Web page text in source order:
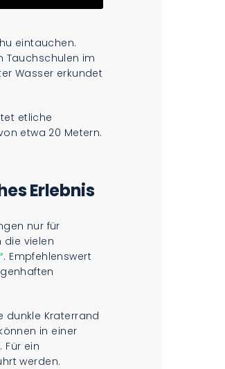
eintauchen.
Tauchschulen im
Wasser erkundet
etliche
etwa 20 Metern.
Erlebnis
nur für
die vielen
. Empfehlenswert
dunkle Kraterrand
in einer
Für ein
werden.